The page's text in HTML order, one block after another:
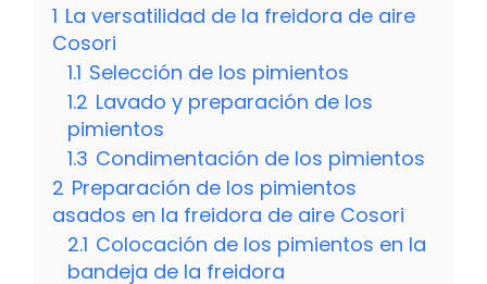
1 La versatilidad de la freidora de aire
Cosori
1.1 Selección de los pimientos
1.2 Lavado y preparación de los
pimientos
1.3 Condimentación de los pimientos
2 Preparación de los pimientos
asados en la freidora de aire Cosori
2.1 Colocación de los pimientos en la
bandeja de la freidora